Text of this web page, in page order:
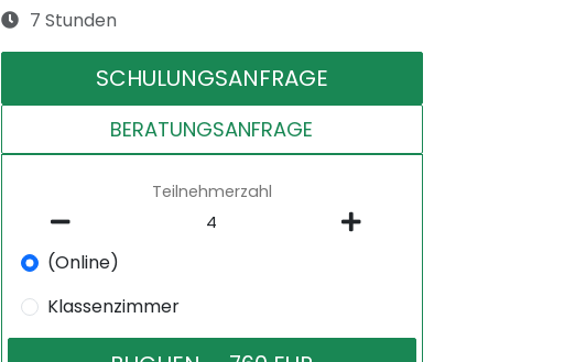
7 Stunden
SCHULUNGSANFRAGE
BERATUNGSANFRAGE
Teilnehmerzahl
(Online)
Klassenzimmer